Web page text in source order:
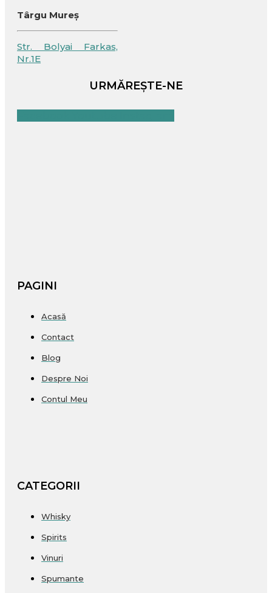
Târgu Mureș
Str. Bolyai Farkas,
Nr.1E
URMĂREȘTE-NE
PAGINI
Acasă
Contact
Blog
Despre Noi
Contul Meu
CATEGORII
Whisky
Spirits
Vinuri
Spumante